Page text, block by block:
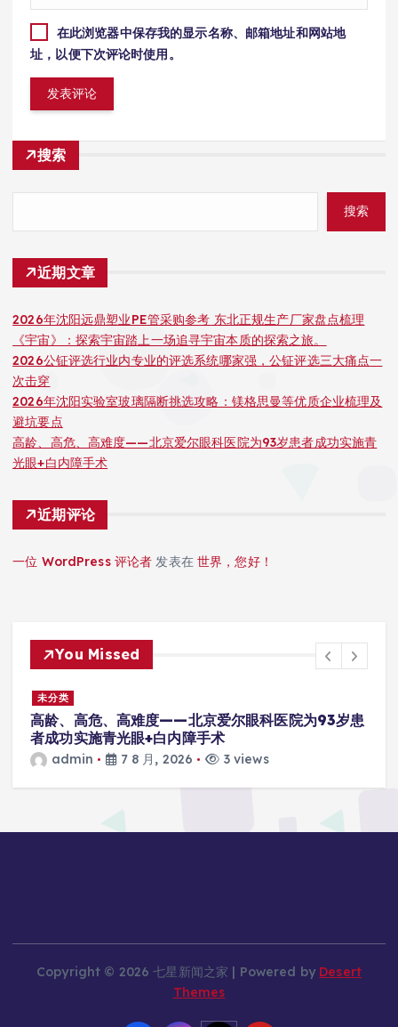
在此浏览器中保存我的显示名称、邮箱地址和网站地
址，以便下次评论时使用。
搜索
搜索
近期文章
2026年沈阳远鼎塑业PE管采购参考 东北正规生产厂家盘点梳理
《宇宙》：探索宇宙踏上一场追寻宇宙本质的探索之旅。
2026公钲评选行业内专业的评选系统哪家强，公钲评选三大痛点一
次击穿
2026年沈阳实验室玻璃隔断挑选攻略：镁格思曼等优质企业梳理及
避坑要点
高龄、高危、高难度——北京爱尔眼科医院为93岁患者成功实施青
光眼+白内障手术
近期评论
一位 WordPress 评论者 发表在世界，您好！
You Missed
未分类
高龄、高危、高难度——北京爱尔眼科医院为93岁患
者成功实施青光眼+白内障手术
admin 7 8 月, 2026 3 views
Copyright © 2026 七星新闻之家 | Powered by Desert
Themes